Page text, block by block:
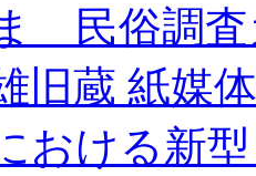
民俗調査
旧蔵 紙媒
おける新